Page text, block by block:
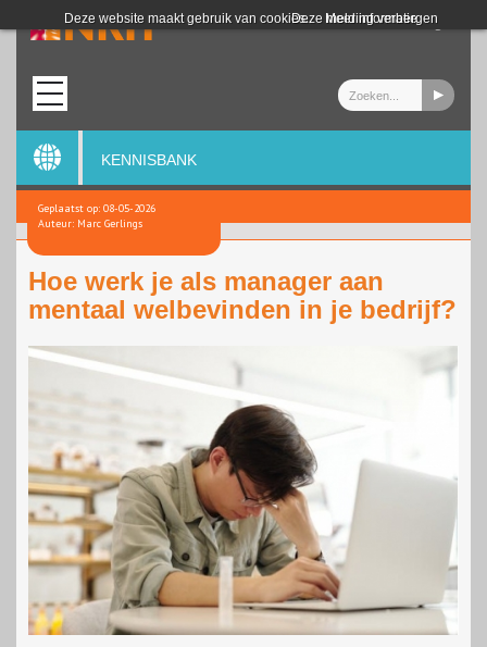
Deze website maakt gebruik van cookies. Meer informatie
Deze melding verbergen
Login
KENNISBANK
Geplaatst op: 08-05-2026
Auteur: Marc Gerlings
Hoe werk je als manager aan
mentaal welbevinden in je bedrijf?